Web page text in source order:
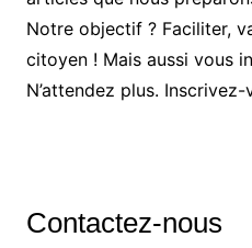
Notre objectif ? Faciliter,
citoyen ! Mais aussi vous
N’attendez plus. Inscrivez-
Contactez-nous